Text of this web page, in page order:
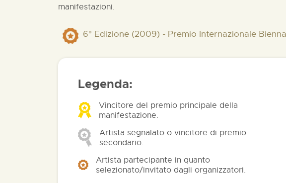
manifestazioni.
6° Edizione (2009) - Premio Internazionale
Legenda:
Vincitore del premio principale della
manifestazione.
Artista segnalato o vincitore di premio
secondario.
Artista partecipante in quanto
selezionato/invitato dagli organizzatori.